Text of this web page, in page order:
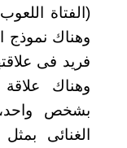
(الفتاة
وهناك نموذج
فريد فى
وهناك علاقة
بشخص
الغنائى